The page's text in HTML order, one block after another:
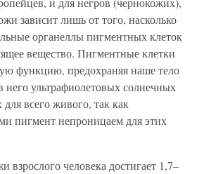
зависит лишь от того, насколько
органеллы пигментных клеток
вещество. Пигментные клетки
функцию, предохраняя наше тело
него ультрафиолетовых солнечных
всего живого, так как
пигмент непроницаем для этих
человека достигает 1,7–